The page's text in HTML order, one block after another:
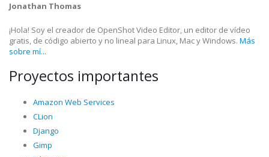
Jonathan Thomas
¡Hola! Soy el creador de OpenShot Video Editor, un editor de vídeo
gratis, de código abierto y no lineal para Linux, Mac y Windows. Más
sobre mí...
Proyectos importantes
Amazon Web Services
CLion
Django
Gimp